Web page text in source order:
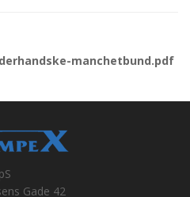
manchetbund.pdf
Gade 42